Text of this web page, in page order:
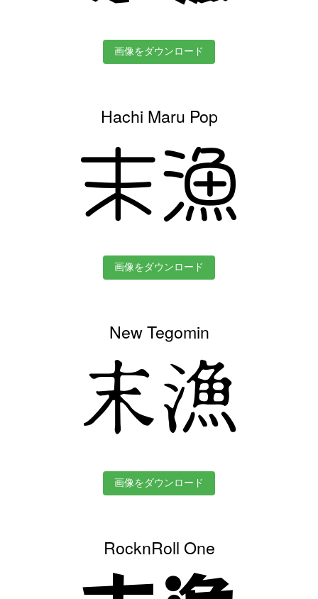
画像をダウンロード
Hachi Maru Pop
末漁
画像をダウンロード
New Tegomin
末漁
画像をダウンロード
RocknRoll One